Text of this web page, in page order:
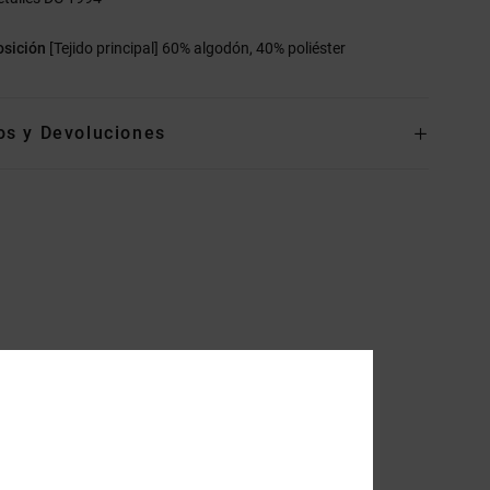
[Tejido principal] 60% algodón, 40% poliéster
y Devoluciones